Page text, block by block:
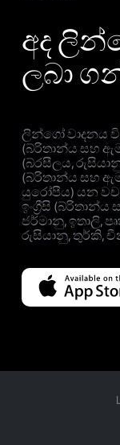
අද
ලබා
ලින්ගෝ වාදනය
(බ්රිතාන්ය සහ
(බ්රසීලය,
(බ්රිතාන්ය සහ
යුරෝපීය) යන
ඉංග්‍රීසි (බ්රිතාන්ය
ජර්මානු, ඉතාලි,
රුසියානු, තුර්කි,